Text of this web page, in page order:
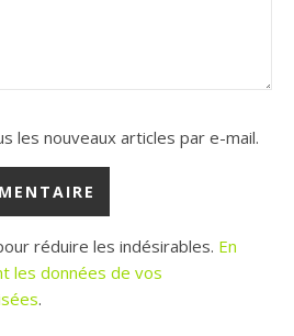
les nouveaux articles par e-mail.
réduire les indésirables. En
les données de vos
.